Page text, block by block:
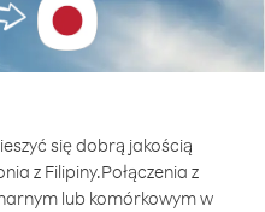
się dobrą jakością
z Filipiny.Połączenia z
lub komórkowym w